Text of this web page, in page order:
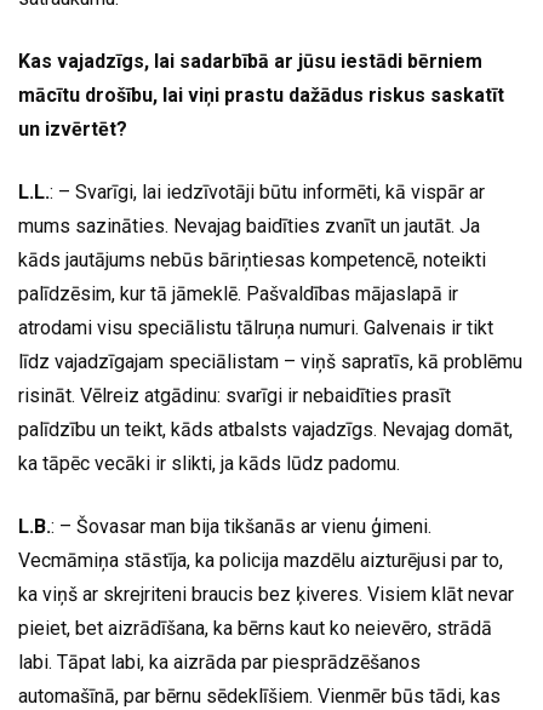
Kas vajadzīgs, lai sadarbībā ar jūsu iestādi bērniem
mācītu drošību, lai viņi prastu dažādus riskus saskatīt
un izvērtēt?
L.L.: – Svarīgi, lai iedzīvotāji būtu informēti, kā vispār ar
mums sazināties. Nevajag baidīties zvanīt un jautāt. Ja
kāds jautājums nebūs bāriņtiesas kompetencē, noteikti
palīdzēsim, kur tā jāmeklē. Pašvaldības mājaslapā ir
atrodami visu speciālistu tālruņa numuri. Galvenais ir tikt
līdz vajadzīgajam speciālistam – viņš sapratīs, kā problēmu
risināt. Vēlreiz atgādinu: svarīgi ir nebaidīties prasīt
palīdzību un teikt, kāds atbalsts vajadzīgs. Nevajag domāt,
ka tāpēc vecāki ir slikti, ja kāds lūdz padomu.
L.B.: – Šovasar man bija tikšanās ar vienu ģimeni.
Vecmāmiņa stāstīja, ka policija mazdēlu aizturējusi par to,
ka viņš ar skrejriteni braucis bez ķiveres. Visiem klāt nevar
pieiet, bet aizrādīšana, ka bērns kaut ko neievēro, strādā
labi. Tāpat labi, ka aizrāda par piesprādzēšanos
automašīnā, par bērnu sēdeklīšiem. Vienmēr būs tādi, kas